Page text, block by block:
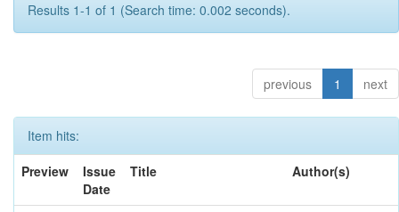
Results 1-1 of 1 (Search time: 0.002 seconds).
previous 1 next
Item hits:
Preview
Issue
Date
Title Author(s)